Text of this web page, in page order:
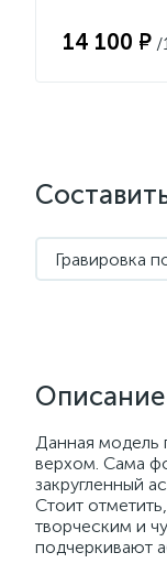
14 100 ₽ /
Гравировка
Описание
Данная модель
верхом. Сама
закругленный
Стоит
творческим и
подчеркивают